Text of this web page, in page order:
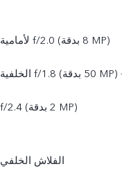
لأمامية f/2.0 (بدقة ‎8 MP)
الخلفية f/1.8 (بدقة ‎50 MP) +
f/2.4 ‏(بدقة ‎2 MP)
الفلاش الخلفي